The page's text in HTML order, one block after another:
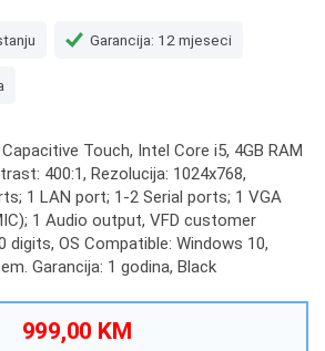
Garancija: 12 mjeseci
Touch, Intel Core i5, 4GB RAM
400:1, Rezolucija: 1024x768,
1 LAN port; 1-2 Serial ports; 1 VGA
1 Audio output, VFD customer
digits, OS Compatible: Windows 10,
Garancija: 1 godina, Black
999,00 KM